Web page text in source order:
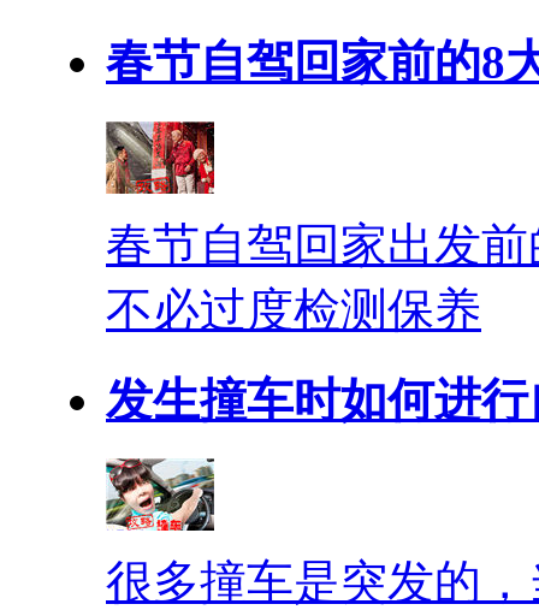
春节自驾回家前的8
春节自驾回家出发
不必过度检测保养
发生撞车时如何进
很多撞车是突发的